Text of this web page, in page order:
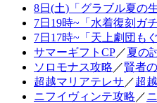
8日(土)「グラブル夏の
7日19時~「水着復刻ガ
7日17時~「天上劇団も
サマーギフトCP／夏の
ソロモナス攻略 ／賢者
超越マリアテレサ ／超
ニフイヴィンテ攻略 ／